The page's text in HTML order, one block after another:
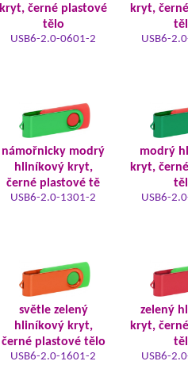
kryt, černé plastové
tělo
USB6-2.0-0601-2
kryt,
USB6-
námořnicky modrý
hliníkový kryt,
černé plastové tě
USB6-2.0-1301-2
modrý
kryt,
USB6-
světle zelený
hliníkový kryt,
černé plastové tělo
USB6-2.0-1601-2
zelený
kryt,
USB6-